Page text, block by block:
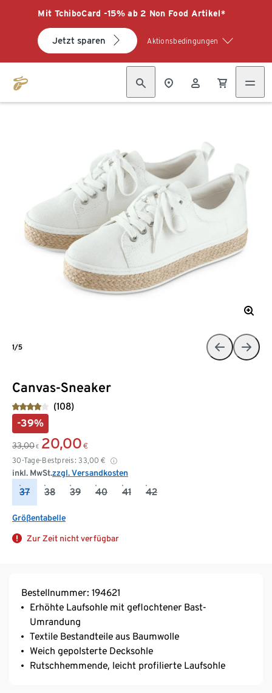
Mit TchiboCard -15% ab 2 Non Food Artikel*
Jetzt sparen Aktionsbedingungen
Canvas-Sneaker
(108)
-39%
33,00 € 20,00 €
30-Tage-Bestpreis: 33,00 €
inkl. MwSt.zzgl. Versandkosten
37 38 39 40 41 42
Größentabelle
Zur Zeit nicht verfügbar
1/5
Bestellnummer: 194621
Erhöhte Laufsohle mit geflochtener Bast-
Umrandung
Textile Bestandteile aus Baumwolle
Weich gepolsterte Decksohle
Rutschhemmende, leicht profilierte Laufsohle